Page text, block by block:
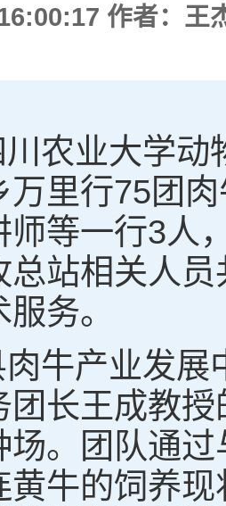
作者：王
农业大学
万里行75团
师等一行3人
总站相关人
务。
牛产业发展
团长王成教
场。团队通
黄牛的饲养